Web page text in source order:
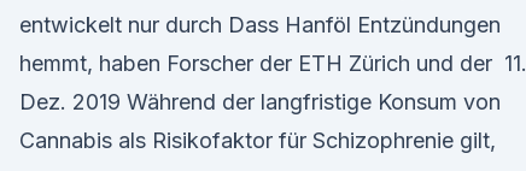
entwickelt nur durch Dass Hanföl Entzündungen
hemmt, haben Forscher der ETH Zürich und der 11.
Dez. 2019 Während der langfristige Konsum von
Cannabis als Risikofaktor für Schizophrenie gilt,